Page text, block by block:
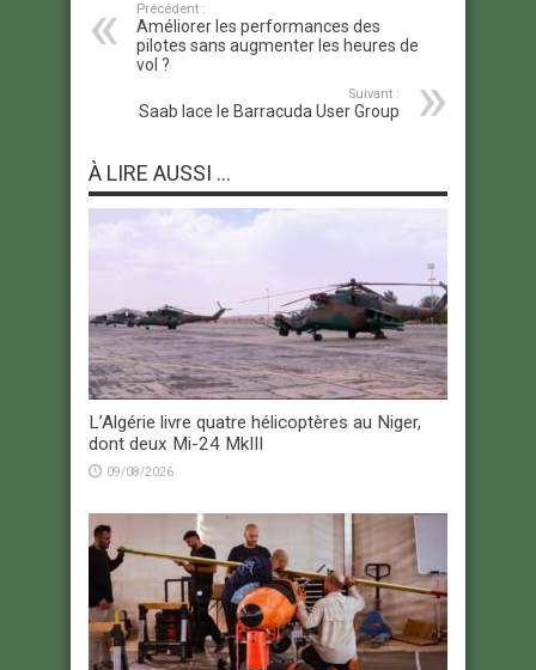
Précédent :
Améliorer les performances des
pilotes sans augmenter les heures de
vol ?
Suivant :
Saab lace le Barracuda User Group
À LIRE AUSSI ...
L’Algérie livre quatre hélicoptères au Niger,
dont deux Mi-24 MkIII
09/08/2026